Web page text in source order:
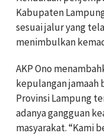
Kabupaten
sesuai jalur yang
menimbulkan
AKP Ono
kepulangan jamaah
Provinsi Lampung
adanya gangguan
masyarakat. “Kami